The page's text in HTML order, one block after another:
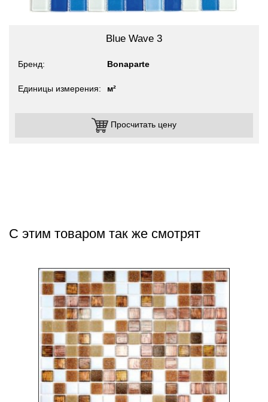
Blue Wave 3
Бренд Bonaparte
Единицы измерения м²
Просчитать цену
С этим товаром так же смотрят